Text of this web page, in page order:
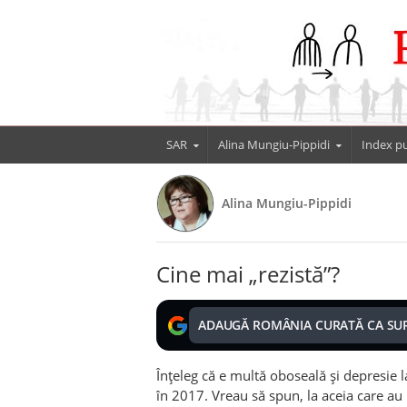
SAR Alina Mungiu-Pippidi Index
Alina Mungiu-Pippidi
Cine mai „rezistă”?
ADAUGĂ ROMÂNIA CURATĂ CA
Înțeleg că e multă oboseală și
în 2017. Vreau să spun, la aceia care